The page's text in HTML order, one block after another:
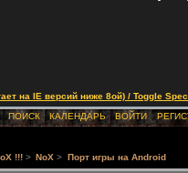
на IE версий ниже 8ой) / Toggle
ПОИСК КАЛЕНДАРЬ ВОЙТИ
!!! > NoX > Порт игры на Android